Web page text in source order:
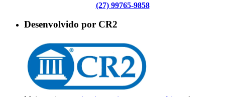
(27) 99765-9858
Desenvolvido por CR2